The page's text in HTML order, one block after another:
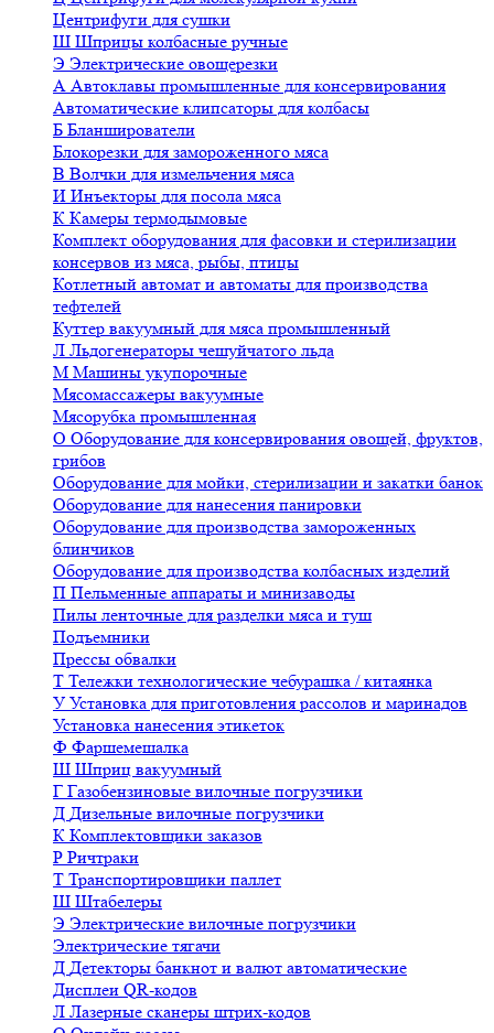
Центрифуги для сушки
Ш Шприцы колбасные ручные
Э Электрические овощерезки
А Автоклавы промышленные для консервирования
Автоматические клипсаторы для колбасы
Б Бланширователи
Блокорезки для замороженного мяса
В Волчки для измельчения мяса
И Инъекторы для посола мяса
К Камеры термодымовые
Комплект оборудования для фасовки и стерилизации
консервов из мяса, рыбы, птицы
Котлетный автомат и автоматы для производства
тефтелей
Куттер вакуумный для мяса промышленный
Л Льдогенераторы чешуйчатого льда
М Машины укупорочные
Мясомассажеры вакуумные
Мясорубка промышленная
О Оборудование для консервирования овощей, фруктов,
грибов
Оборудование для мойки, стерилизации и закатки банок
Оборудование для нанесения панировки
Оборудование для производства замороженных
блинчиков
Оборудование для производства колбасных изделий
П Пельменные аппараты и минизаводы
Пилы ленточные для разделки мяса и туш
Подъемники
Прессы обвалки
Т Тележки технологические чебурашка / китаянка
У Установка для приготовления рассолов и маринадов
Установка нанесения этикеток
Ф Фаршемешалка
Ш Шприц вакуумный
Г Газобензиновые вилочные погрузчики
Д Дизельные вилочные погрузчики
К Комплектовщики заказов
Р Ричтраки
Т Транспортировщики паллет
Ш Штабелеры
Э Электрические вилочные погрузчики
Электрические тягачи
Д Детекторы банкнот и валют автоматические
Дисплеи QR-кодов
Л Лазерные сканеры штрих-кодов